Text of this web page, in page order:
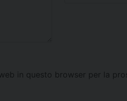
in questo browser per la